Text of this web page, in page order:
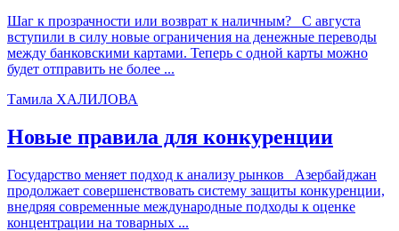
Шаг к прозрачности или возврат к наличным? С августа
вступили в силу новые ограничения на денежные переводы
между банковскими картами. Теперь с одной карты можно
будет отправить не более ...
Тамила ХАЛИЛОВА
Новые правила для конкуренции
Государство меняет подход к анализу рынков Азербайджан
продолжает совершенствовать систему защиты конкуренции,
внедряя современные международные подходы к оценке
концентрации на товарных ...